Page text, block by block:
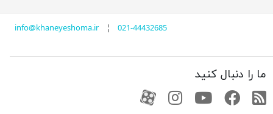
info@khaneyeshoma.ir¦ 021-44432685
ما را دنبال کنید
RSS فیسبوکیوتیوبکانال آپارات
کانال آپارات